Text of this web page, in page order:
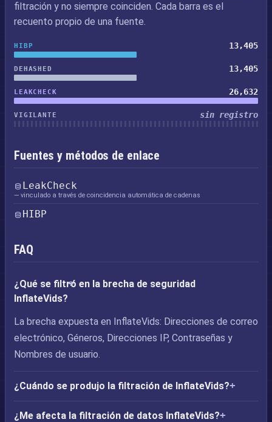
filtración y no siempre coinciden. Cada barra es el
recuento propio de una fuente.
HIBP 13,405
DEHASHED 13,405
LEAKCHECK 26,632
VIGILANTE sin registro
Fuentes y métodos de enlace
LeakCheck
— vinculado a través de coincidencia automática de cadenas
HIBP
FAQ
¿Qué se filtró en la brecha de seguridad
InflateVids?
La brecha expuesta en InflateVids: Direcciones de correo
electrónico, Géneros, Direcciones IP, Contraseñas y
Nombres de usuario.
¿Cuándo se produjo la filtración de InflateVids?
¿Me afecta la filtración de datos InflateVids?